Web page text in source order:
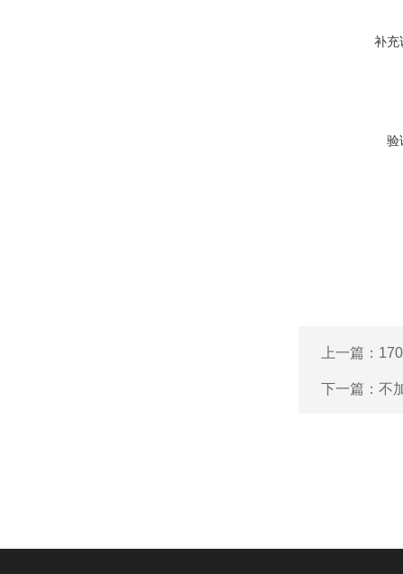
补充
验
上一篇：
下一篇： 不